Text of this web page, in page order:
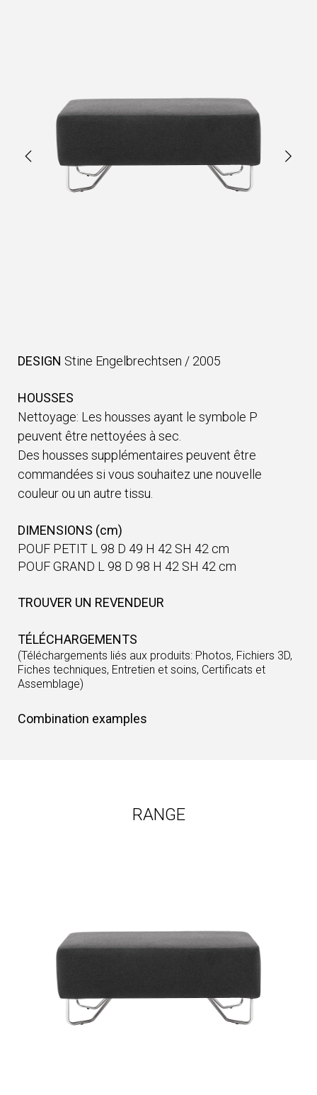
DESIGN Stine Engelbrechtsen / 2005
HOUSSES
Nettoyage: Les housses ayant le symbole P
peuvent être nettoyées à sec.
Des housses supplémentaires peuvent être
commandées si vous souhaitez une nouvelle
couleur ou un autre tissu.
DIMENSIONS (cm)
POUF PETIT L 98 D 49 H 42 SH 42 cm
POUF GRAND L 98 D 98 H 42 SH 42 cm
TROUVER UN REVENDEUR
TÉLÉCHARGEMENTS
(Téléchargements liés aux produits: Photos, Fichiers 3D,
Fiches techniques, Entretien et soins, Certificats et
Assemblage)
Combination examples
RANGE